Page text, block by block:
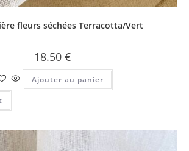
fleurs séchées Terracotta/Vert
18.50 €
Ajouter au panier